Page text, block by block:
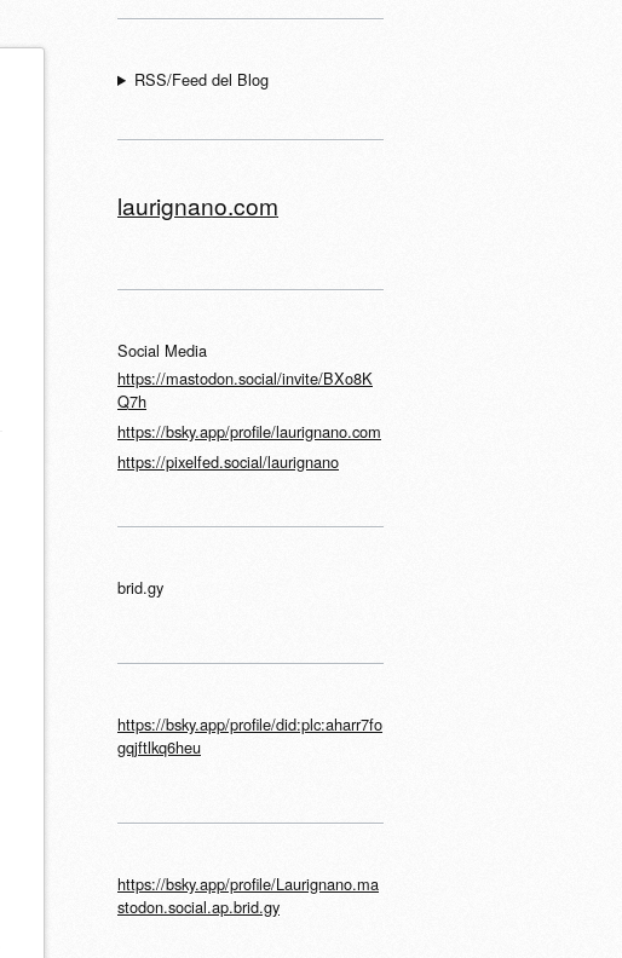
RSS/Feed del Blog
laurignano.com
Social Media
https://mastodon.social/invite/BXo8K
Q7h
https://bsky.app/profile/laurignano.com
https://pixelfed.social/laurignano
brid.gy
https://bsky.app/profile/did:plc:aharr7fo
gqjftlkq6heu
https://bsky.app/profile/Laurignano.ma
stodon.social.ap.brid.gy